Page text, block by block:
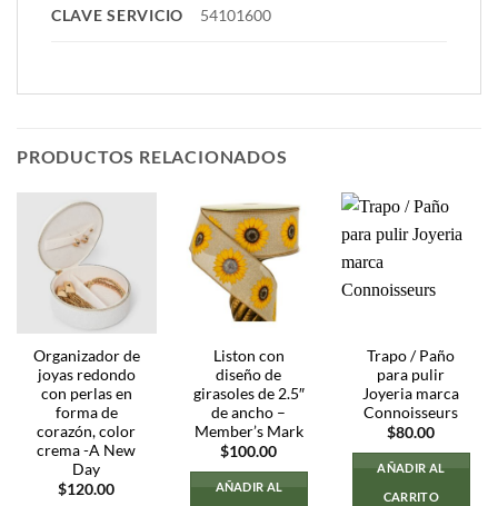
CLAVE SERVICIO 54101600
PRODUCTOS RELACIONADOS
Organizador de
joyas redondo
con perlas en
forma de
corazón, color
crema -A New
Day
$120.00
Liston con
diseño de
girasoles de 2.5″
de ancho –
Member’s Mark
$100.00
AÑADIR AL
Trapo / Paño
para pulir
Joyeria marca
Connoisseurs
$80.00
AÑADIR AL
CARRITO